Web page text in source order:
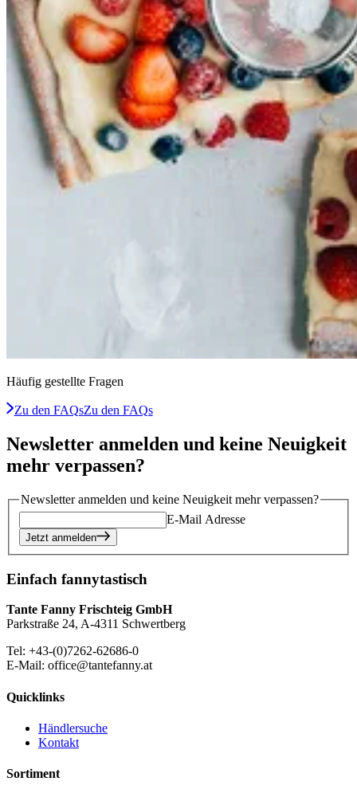
Häufig gestellte Fragen
Zu den FAQsZu den FAQs
Newsletter anmelden und keine Neuigkeit
mehr verpassen?
Newsletter anmelden und keine Neuigkeit mehr verpassen?
E-Mail Adresse
Jetzt anmelden
Einfach fannytastisch
Tante Fanny Frischteig GmbH
Parkstraße 24, A-4311 Schwertberg
Tel: +43-(0)7262-62686-0
E-Mail: office@tantefanny.at
Quicklinks
Händlersuche
Kontakt
Sortiment